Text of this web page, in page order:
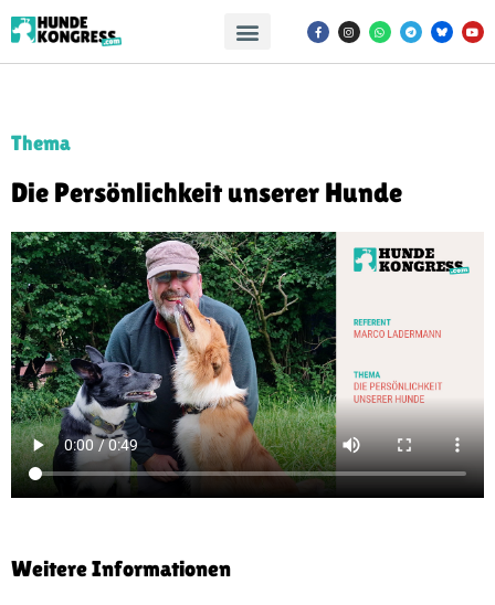
Thema
Die Persönlichkeit unserer Hunde
Weitere Informationen